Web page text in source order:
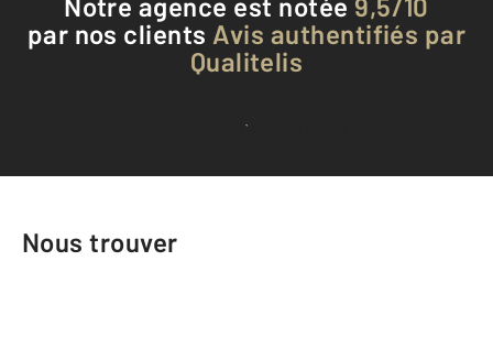
par nos clients Avis authentifiés par
Qualitelis
Voir tous les avis clients
Nous trouver